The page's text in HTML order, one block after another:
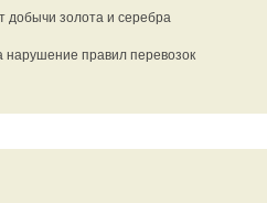
добычи золота и серебра
нарушение правил перевозок